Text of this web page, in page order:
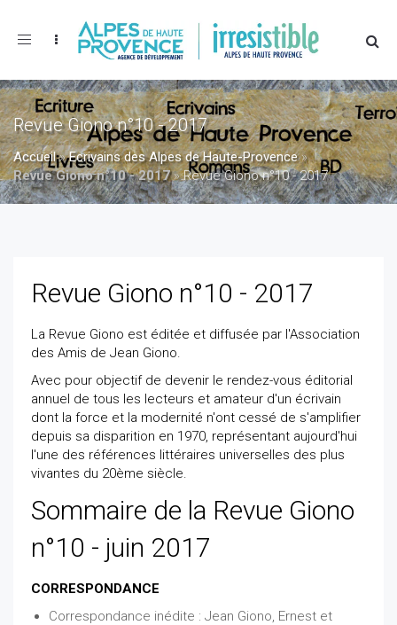
Toggle
Revue Giono n°10 - 2017
Accueil»Ecrivains des Alpes de Haute-Provence»
Revue Giono n°10 - 2017»Revue Giono n°10 - 2017
Revue Giono n°10 - 2017
La Revue Giono est éditée et diffusée par l'Association
des Amis de Jean Giono.
Avec pour objectif de devenir le rendez-vous éditorial
annuel de tous les lecteurs et amateur d'un écrivain
dont la force et la modernité n'ont cessé de s'amplifier
depuis sa disparition en 1970, représentant aujourd'hui
l'une des références littéraires universelles des plus
vivantes du 20ème siècle.
Sommaire de la Revue Giono
n°10 - juin 2017
CORRESPONDANCE
Correspondance inédite : Jean Giono, Ernest et